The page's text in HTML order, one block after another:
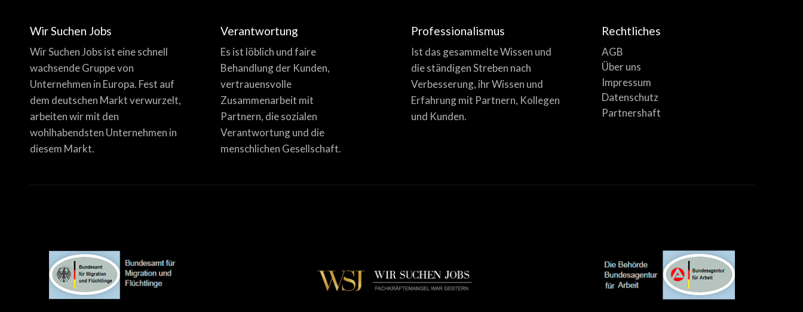
Wir Suchen Jobs
Wir Suchen Jobs ist eine schnell
wachsende Gruppe von
Unternehmen in Europa. Fest auf
dem deutschen Markt verwurzelt,
arbeiten wir mit den
wohlhabendsten Unternehmen in
diesem Markt.
Verantwortung
Es ist löblich und faire
Behandlung der Kunden,
vertrauensvolle
Zusammenarbeit mit
Partnern, die sozialen
Verantwortung und die
menschlichen Gesellschaft.
Professionalismus
Ist das gesammelte Wissen und
die ständigen Streben nach
Verbesserung, ihr Wissen und
Erfahrung mit Partnern, Kollegen
und Kunden.
Rechtliches
AGB
Über uns
Impressum
Datenschutz
Partnershaft